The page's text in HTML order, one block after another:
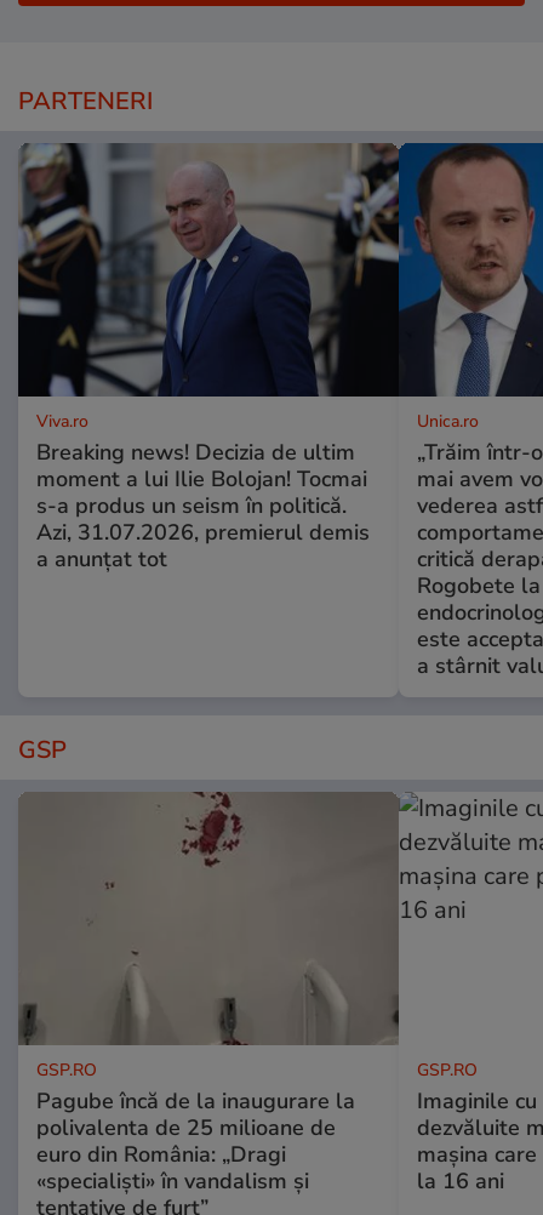
PARTENERI
Viva.ro
Breaking news! Decizia de ultim
moment a lui Ilie Bolojan! Tocmai
s-a produs un seism în politică.
Azi, 31.07.2026, premierul demis
a anunțat tot
Unica.ro
„Trăim într-
mai avem
vederea
critică
Rogobete
este
a stârnit
GSP
GSP.RO
Pagube încă de la inaugurare la
polivalenta de 25 milioane de
euro din România: „Dragi
«specialiști» în vandalism și
tentative de furt”
GSP.RO
Imaginile
dezvăluite
mașina
la 16 ani